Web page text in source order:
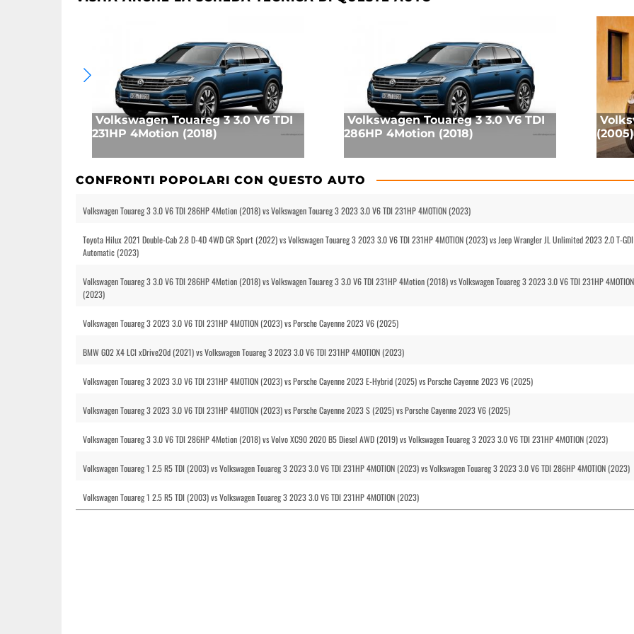
Volkswagen Touareg 3 3.0 V6 TDI
231HP 4Motion (2018)
Volkswagen Touareg 3 3.0 V6 TDI
286HP 4Motion (2018)
(2005)
CONFRONTI POPOLARI CON QUESTO AUTO
Volkswagen Touareg 3 3.0 V6 TDI 286HP 4Motion (2018) vs Volkswagen Touareg 3 2023 3.0 V6 TDI 231HP 4MOTION (2023)
Toyota Hilux 2021 Double-Cab 2.8 D-4D 4WD GR Sport (2022) vs Volkswagen Touareg 3 2023 3.0 V6 TDI 231HP 4MOTION (2023) vs Jeep Wrangler JL Unlimited 2023 2.0 T-GDI
Automatic (2023)
Volkswagen Touareg 3 3.0 V6 TDI 286HP 4Motion (2018) vs Volkswagen Touareg 3 3.0 V6 TDI 231HP 4Motion (2018) vs Volkswagen Touareg 3 2023 3.0 V6 TDI 231HP 4MOTION
(2023)
Volkswagen Touareg 3 2023 3.0 V6 TDI 231HP 4MOTION (2023) vs Porsche Cayenne 2023 V6 (2025)
BMW G02 X4 LCI xDrive20d (2021) vs Volkswagen Touareg 3 2023 3.0 V6 TDI 231HP 4MOTION (2023)
Volkswagen Touareg 3 2023 3.0 V6 TDI 231HP 4MOTION (2023) vs Porsche Cayenne 2023 E-Hybrid (2025) vs Porsche Cayenne 2023 V6 (2025)
Volkswagen Touareg 3 2023 3.0 V6 TDI 231HP 4MOTION (2023) vs Porsche Cayenne 2023 S (2025) vs Porsche Cayenne 2023 V6 (2025)
Volkswagen Touareg 3 3.0 V6 TDI 286HP 4Motion (2018) vs Volvo XC90 2020 B5 Diesel AWD (2019) vs Volkswagen Touareg 3 2023 3.0 V6 TDI 231HP 4MOTION (2023)
Volkswagen Touareg 1 2.5 R5 TDI (2003) vs Volkswagen Touareg 3 2023 3.0 V6 TDI 231HP 4MOTION (2023) vs Volkswagen Touareg 3 2023 3.0 V6 TDI 286HP 4MOTION (2023)
Volkswagen Touareg 1 2.5 R5 TDI (2003) vs Volkswagen Touareg 3 2023 3.0 V6 TDI 231HP 4MOTION (2023)